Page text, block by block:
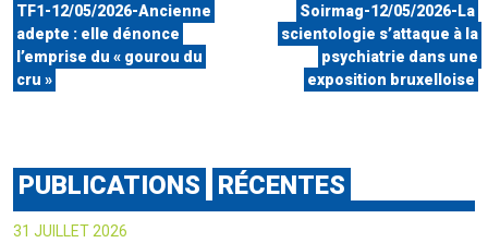
TF1-12/05/2026-Ancienne
adepte : elle dénonce
l’emprise du « gourou du
cru »
Soirmag-12/05/2026-La
scientologie s’attaque à la
psychiatrie dans une
exposition bruxelloise
PUBLICATIONS RÉCENTES
31 JUILLET 2026